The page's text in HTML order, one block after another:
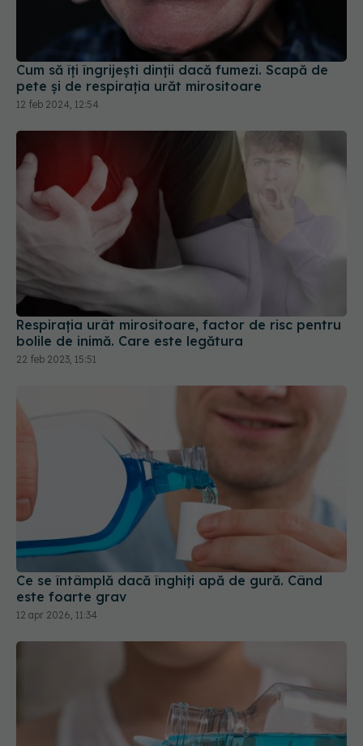
Cum să îți îngrijești dinții dacă fumezi. Scapă de
pete și de respirația urăt mirositoare
12 feb 2024, 12:54
Respirația urât mirositoare, factor de risc pentru
bolile de inimă. Care este legătura
22 feb 2023, 15:51
Ce se întâmplă dacă înghiți apă de gură. Când
este foarte grav
12 apr 2026, 11:34